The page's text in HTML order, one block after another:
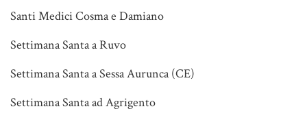
Santi Medici Cosma e Damiano
Settimana Santa a Ruvo
Settimana Santa a Sessa Aurunca (CE)
Settimana Santa ad Agrigento